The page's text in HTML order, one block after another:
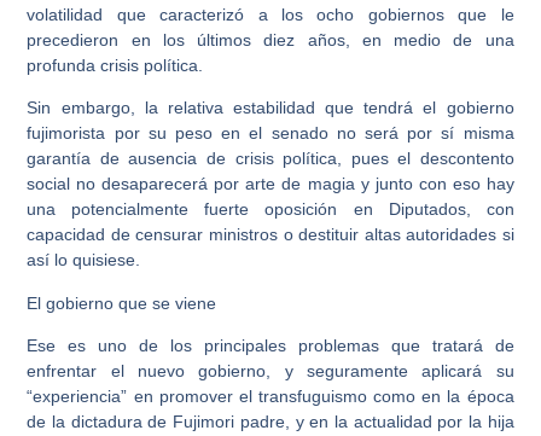
volatilidad que caracterizó a los ocho gobiernos que le
precedieron en los últimos diez años, en medio de una
profunda crisis política.
Sin embargo, la relativa estabilidad que tendrá el gobierno
fujimorista por su peso en el senado no será por sí misma
garantía de ausencia de crisis política, pues el descontento
social no desaparecerá por arte de magia y junto con eso hay
una potencialmente fuerte oposición en Diputados, con
capacidad de censurar ministros o destituir altas autoridades si
así lo quisiese.
El gobierno que se viene
Ese es uno de los principales problemas que tratará de
enfrentar el nuevo gobierno, y seguramente aplicará su
“experiencia” en promover el transfuguismo como en la época
de la dictadura de Fujimori padre, y en la actualidad por la hija